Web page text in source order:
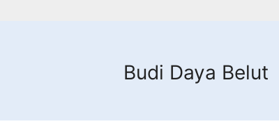
Budi Daya Belut